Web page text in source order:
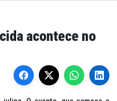
acontece no